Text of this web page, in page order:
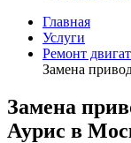
Главная
Услуги
Ремонт
Замена
Замена
Аурис в